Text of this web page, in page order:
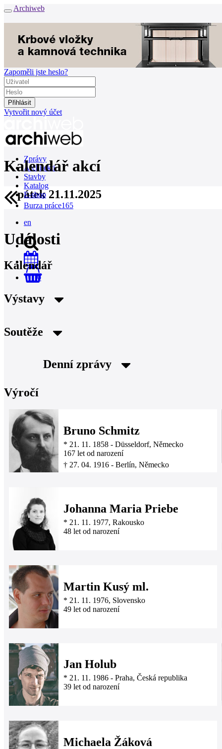
Archiweb
Zapoměli jste heslo?
Vytvořit nový účet
Zprávy
Architekti
Stavby
Katalog
E-shop
Burza práce165
en
0
Kalendář akcí
pátek 21.11.2025
Události
Kalendář
Výstavy
Soutěže
Denní zprávy
Výročí
Bruno Schmitz
* 21. 11. 1858 - Düsseldorf, Německo
167 let od narození
† 27. 04. 1916 - Berlín, Německo
Johanna Maria Priebe
* 21. 11. 1977, Rakousko
48 let od narození
Martin Kusý ml.
* 21. 11. 1976, Slovensko
49 let od narození
Jan Holub
* 21. 11. 1986 - Praha, Česká republika
39 let od narození
Michaela Žáková